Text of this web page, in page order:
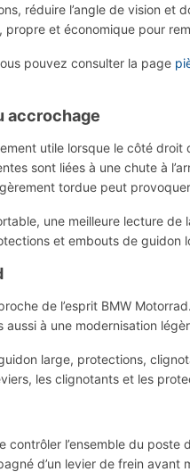
réduire l’angle de vision et
et économique pour
pouvez consulter la page
accrochage
utile lorsque le côté droit
sont liées à une chute à
tordue peut
une meilleure lecture
et embouts de guidon
de l’esprit BMW Motorrad.
à une modernisation
large, protections,
les clignotants et les
l’ensemble du poste
d’un levier de frein avant